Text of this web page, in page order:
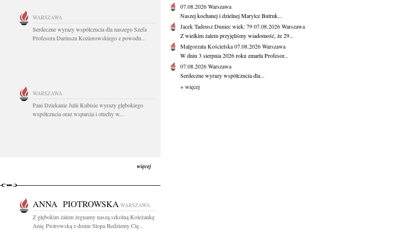
WARSZAWA
Serdeczne wyrazy współczucia dla naszego Szefa
Profesora Dariusza Koziorowskiego z powodu...
WARSZAWA
Pani Dziekanie Julii Kubisie wyrazy głębokiego
współczucia oraz wsparcia i otuchy w...
więcej
ANNA PIOTROWSKA WARSZAWA
Z głębokim żalem żegnamy naszą szkolną Koleżankę
Anię Piotrowską z domu Stopa Bedziemy Cię...
07.08.2026Warszawa
Naszej kochanej i dzielnej Marylce Butruk...
Jacek Tadeusz Duniecwiek: 7907.08.2026Warszawa
Z wielkim żalem przyjęliśmy wiadomość, że 29...
Małgorzata Kościelska07.08.2026Warszawa
W dniu 3 sierpnia 2026 roku zmarła Profesor...
07.08.2026Warszawa
Serdeczne wyrazy współczucia dla...
+ więcej